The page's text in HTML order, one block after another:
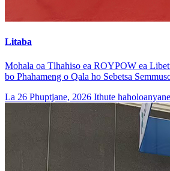
Litaba
Mohala oa Tlhahiso ea ROYPOW ea
bo Phahameng o Qala ho Sebetsa
La 26 Phuptjane, 2026 Ithute haholoanyane